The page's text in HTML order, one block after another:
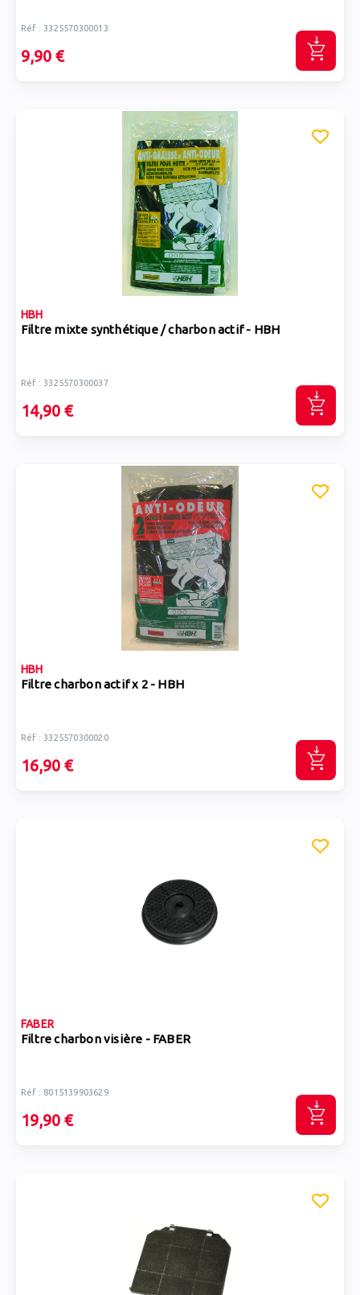
Réf : 3325570300013
9,90 €
HBH
Filtre mixte synthétique / charbon actif - HBH
Réf : 3325570300037
14,90 €
HBH
Filtre charbon actif x 2 - HBH
Réf : 3325570300020
16,90 €
FABER
Filtre charbon visière - FABER
Réf : 8015139903629
19,90 €